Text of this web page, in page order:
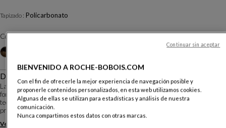
Tapizado : Policarbonato
Color :
Otros colores
Descripción
La silla Ava sintetiza la inspiración de un dragón mítico reencarnado bajo la
forma de un sillón de la dinastía Ming y la perfección de un objeto de alta
tecnología. Ha sido imaginada por Song Wen Zhong, joven diseñador chino
premiado por el Roche B...
Ver más
BIENVENIDO A ROCHE-BOBOIS.COM
Con el fin de ofrecerle la mejor experiencia de navegación posible y
proponerle contenidos personalizados, en esta web utilizamos cookies.
Algunas de ellas se utilizan para estadísticas y análisis de nuestra
comunicación.
Nunca compartimos estos datos con otras marcas.
Continuar sin aceptar